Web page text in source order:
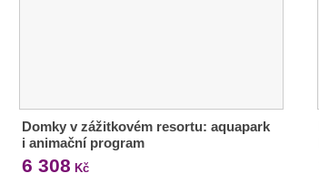
Domky v zážitkovém resortu: aquapark
i animační program
6 308 Kč